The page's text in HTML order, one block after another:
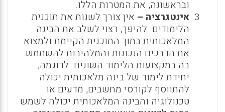
ובראשונה, את המטרות הללו.
אינטגרציה – אין צורך לשנות את תוכנית
הלימודים. להיפך, רצוי לשלב את הבינה
המלאכותית בתוך התוכנית הקיימת ולמצוא
את הדרכים הנכונות והמלהיבות להשתמש
בה במקצועות הלימוד השונים. לדוגמה,
יחידת לימוד של בינה מלאכותית יכולה
להתווסף לקורסי מחשבים, מדעים או
טכנולוגיה והבינה המלאכותית יכולה לשמש